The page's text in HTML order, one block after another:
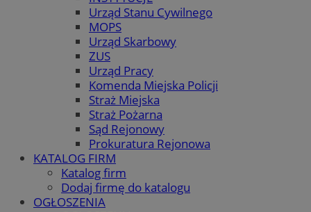
Urząd Stanu Cywilnego
MOPS
Urząd Skarbowy
ZUS
Urząd Pracy
Komenda Miejska Policji
Straż Miejska
Straż Pożarna
Sąd Rejonowy
Prokuratura Rejonowa
KATALOG FIRM
Katalog firm
Dodaj firmę do katalogu
OGŁOSZENIA